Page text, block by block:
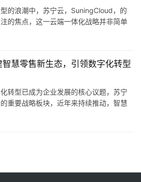
的浪潮中，苏宁云，SuningCloud，的
的焦点，这一云端一体化战略并非简单
解与对未来商业生态的前瞻性布局，本
要理解苏宁云…。
慧零售新生态，引领数字化转型
转型已成为企业发展的核心议题，苏宁
重要战略板块，近年来持续推动，智慧
参考价值的实践路径，其发展历程与战